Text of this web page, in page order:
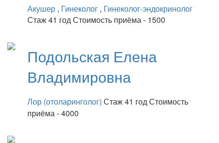
Акушер , Гинеколог , Гинеколог-эндокринолог
Стаж 41 год Стоимость приёма - 1500
Подольская Елена
Владимировна
Лор (отоларинголог) Стаж 41 год Стоимость
приёма - 4000